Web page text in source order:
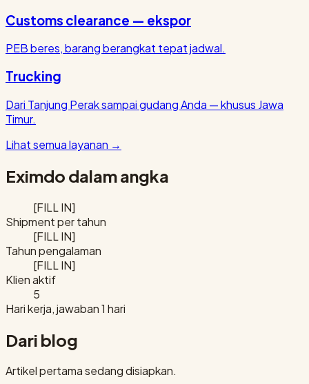
Customs clearance — ekspor
PEB beres, barang berangkat tepat jadwal.
Trucking
Dari Tanjung Perak sampai gudang Anda — khusus Jawa
Timur.
Lihat semua layanan →
Eximdo dalam angka
[FILL IN]
Shipment per tahun
[FILL IN]
Tahun pengalaman
[FILL IN]
Klien aktif
5
Hari kerja, jawaban 1 hari
Dari blog
Artikel pertama sedang disiapkan.